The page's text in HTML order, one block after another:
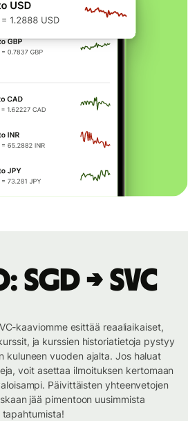
SGD → SVC
kaaviomme esittää reaaliaikaiset,
ja kurssien historiatietoja pystyy
kuluneen vuoden ajalta. Jos haluat
voit asettaa ilmoituksen kertomaan
Päivittäisten yhteenvetojen
jää pimentoon uusimmista
tapahtumista!